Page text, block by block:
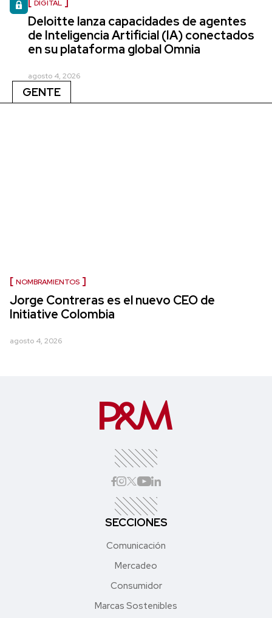
DIGITAL
Deloitte lanza capacidades de agentes
de Inteligencia Artificial (IA) conectados
en su plataforma global Omnia
agosto 4, 2026
GENTE
NOMBRAMIENTOS
Jorge Contreras es el nuevo CEO de
Initiative Colombia
agosto 4, 2026
SECCIONES
Comunicación
Mercadeo
Consumidor
Marcas Sostenibles